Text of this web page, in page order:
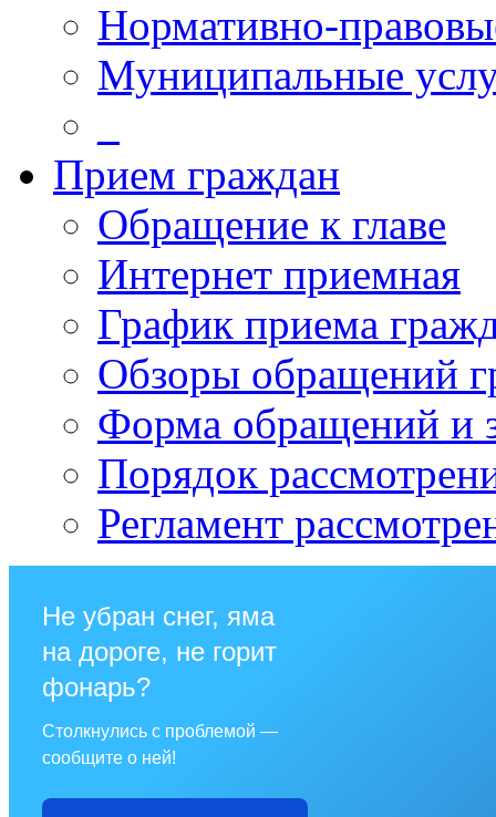
Нормативно-
Муниципальные
Прием граждан
Обращение к главе
Интернет приемная
График приема
Обзоры обращений
Форма обращений и
Порядок
Регламент
Не убран снег, яма
на дороге, не горит
фонарь?
Столкнулись с проблемой —
сообщите о ней!